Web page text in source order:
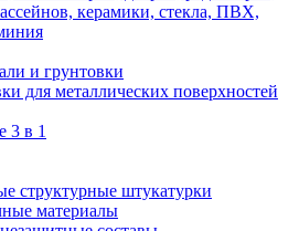
керамики, стекла, ПВХ,
и грунтовки
для металлических поверхностей
3 в 1
структурные штукатурки
материалы